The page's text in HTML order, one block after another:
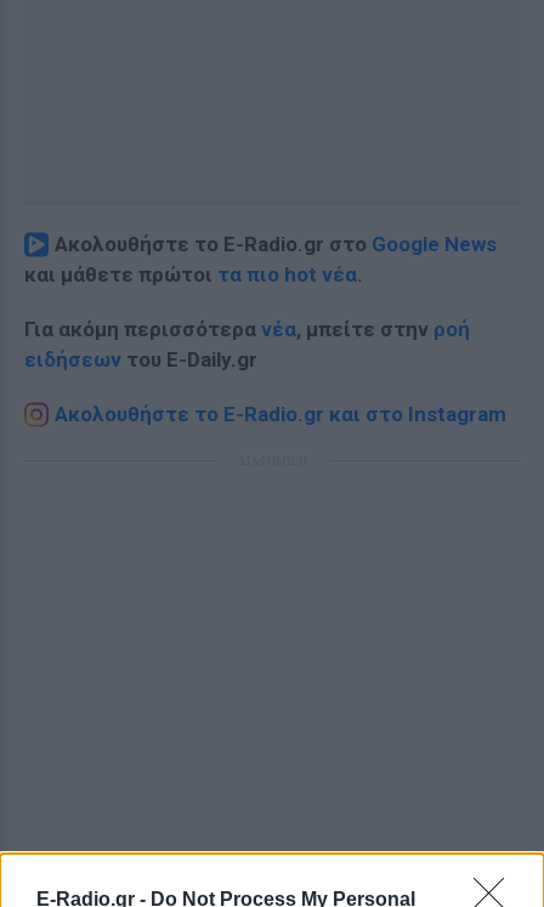
E-Radio.gr - Do Not Process My Personal
Ακολουθήστε το E-Radio.gr στο Google News
και μάθετε πρώτοι τα πιο hot νέα.
Για ακόμη περισσότερα νέα, μπείτε στην ροή
ειδήσεων του E-Daily.gr
Ακολουθήστε το E-Radio.gr και στο Instagram